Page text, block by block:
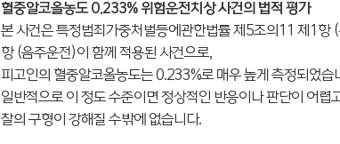
혈중알코올농도 0.233% 위험운전치상 사건의 법적 평가
본 사건은 특정범죄가중처벌등에관한법률 제5조의11 제1항
항 (음주운전)이 함께 적용된 사건으로,
피고인의 혈중알코올농도는 0.233%로 매우 높게 측정되었습
일반적으로 이 정도 수준이면 정상적인 반응이나 판단이 어렵
찰의 구형이 강해질 수밖에 없습니다.